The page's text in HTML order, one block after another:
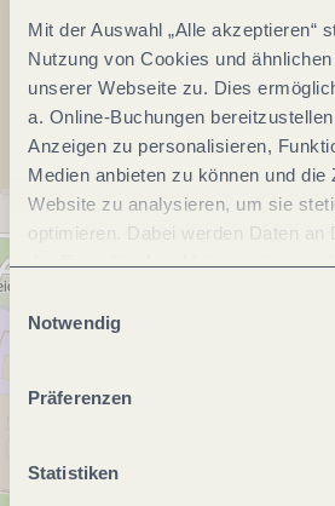
Mit der Auswahl „Alle akzeptieren“
Nutzung von Cookies und
unserer Webseite zu. Dies
a. Online-Buchungen
Anzeigen zu personalisieren,
Medien anbieten zu können und die
Website zu analysieren, um sie
optimieren. Dabei werden Daten an
der Europäischen Union
jederzeit widerrufen werden. Mit der
ablehnen" kann es zu
Notwendig
Präferenzen
Statistiken
Anreise planen